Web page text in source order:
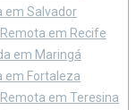
em Salvador
em Recife
em Maringá
em Fortaleza
em Teresina